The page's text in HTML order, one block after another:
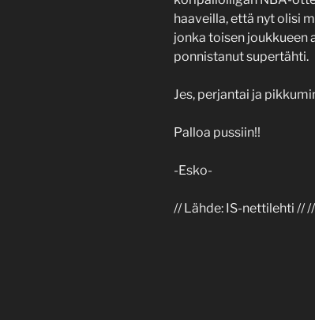
haaveilla, että nyt olisi
jonka toisen joukkueen
ponnistanut supertähti.
Jes, perjantai ja
Palloa pussiin!!
-Esko-
// Lähde: IS-nettilehti //